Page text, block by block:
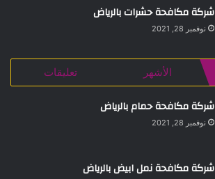
شركة مكافحة حشرات بالرياض
نوفمبر 28, 2021
الأشهر تعليقات
شركة مكافحة حمام بالرياض
نوفمبر 28, 2021
شركة مكافحة نمل ابيض بالرياض